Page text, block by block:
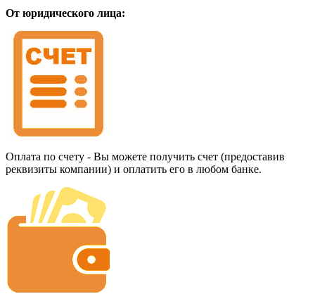
От юридического лица:
Оплата по счету - Вы можете получить счет (предоставив
реквизиты компании) и оплатить его в любом банке.